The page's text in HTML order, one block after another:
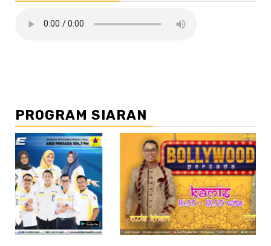
PROGRAM SIARAN
//2 //3